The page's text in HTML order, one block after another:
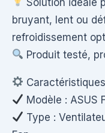
bruyant, lent ou
refroidissement
Produit testé,
Modèle : ASUS
Type :